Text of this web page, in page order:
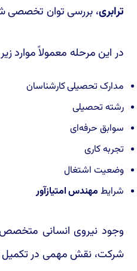
ترابری، بررسی توان
در این مرحله معمولاً موارد
مدارک تحصیلی کارشناسان
رشته تحصیلی
سوابق حرفه‌ای
تجربه کاری
وضعیت اشتغال
شرایط مهندس امتیازآور
وجود نیروی انسانی
شرکت، نقش مهمی در تکمیل